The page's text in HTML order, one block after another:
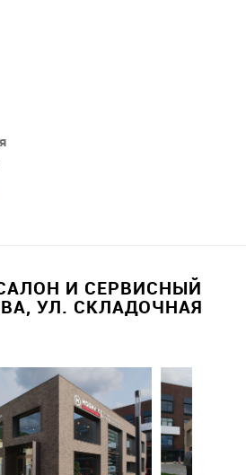
И СЕРВИСНЫЙ
УЛ. СКЛАДОЧНАЯ